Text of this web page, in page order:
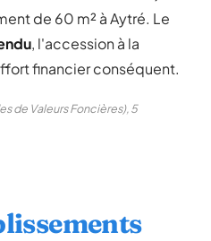
de 60 m² à Aytré. Le
, l'accession à la
financier conséquent.
de Valeurs Foncières), 5